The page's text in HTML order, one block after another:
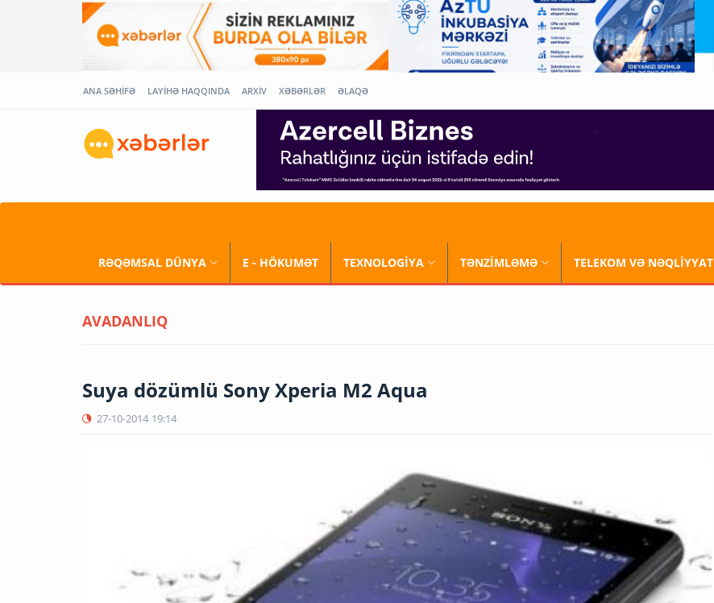
ANA SƏHİFƏ LAYİHƏ HAQQINDA ARXİV XƏBƏRLƏR ƏLAQƏ
RƏQƏMSAL DÜNYA E - HÖKUMƏT TEXNOLOGİYA TƏNZİMLƏMƏ TELEKOM VƏ NƏQLİYYAT
AVADANLIQ
Suya dözümlü Sony Xperia M2 Aqua
27-10-2014 19:14